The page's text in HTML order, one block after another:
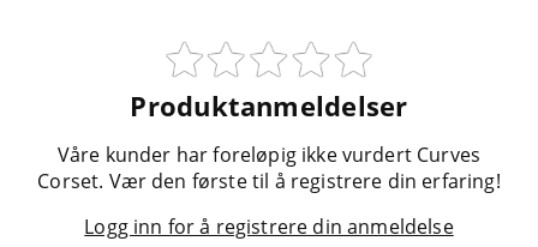
Produktanmeldelser
Våre kunder har foreløpig ikke vurdert Curves
Corset. Vær den første til å registrere din erfaring!
Logg inn for å registrere din anmeldelse